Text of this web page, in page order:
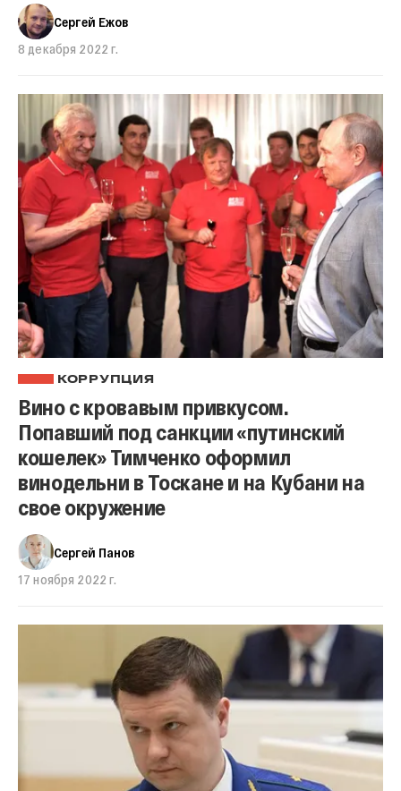
Сергей Ежов
8 декабря 2022 г.
КОРРУПЦИЯ
Вино с кровавым привкусом.
Попавший под санкции «путинский
кошелек» Тимченко оформил
винодельни в Тоскане и на Кубани на
свое окружение
Сергей Панов
17 ноября 2022 г.